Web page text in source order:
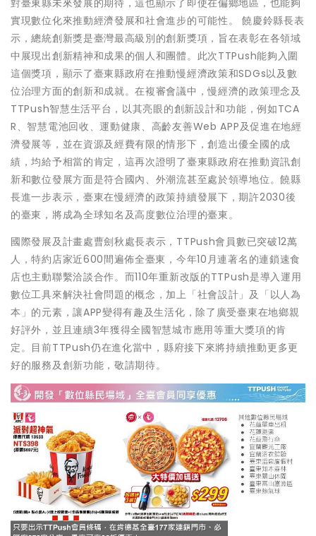
實現數位化來推動經濟發展和社會進步的可能性。 饒慶鈴縣長表
示，總統創新獎是臺灣最高級別的創新獎項，旨在表彰在各領域
中展現出創新精神和成果的個人和團體。此次TTPush能夠入圍
這個獎項，顯示了臺東縣政府在推動慢經濟政策和SDGs以及數
位治理方面的創新和成就。在複審會議中，慢經濟的政策理念及
TTPush智慧生活平台，以其亮眼的創新設計和功能，例如TCA
R、智慧電池回收、運動健康、高齡友善Web APP及促進在地經
濟發展等，並在資源及經費有限的情形下，創造出優全國的成
績，均給予相當的肯定，這再次證明了臺東縣政府在推動資訊創
新和數位發展方面是符合國內、外潮流甚至處於領導地位。饒縣
長進一步表示，臺東在慢經濟的政策持續發展下，期許2030後
的臺東，將成為全球知名及高度數位治理的臺東。
國際發展及計畫處曹劍秋處長表示，TTPush會員數已突破12萬
人，特約店家近600間遍佈全臺東，今年10月連著名的連鎖速食
店也主動聯繫洽談合作。而110年重新改版的TTPush是導入運用
數位工具來解決社會問題的概念，加上「社會設計」及「以人為
本」的元素，讓APP變得有趣及生活化，除了廣受臺東在地鄉親
好評外，並且連續3年獲得全國智慧城市應用等重大獎項的肯
定。目前TTPush仍在進化當中，縣府接下來將持續推動更多更
好的服務及創新功能，敬請期待。